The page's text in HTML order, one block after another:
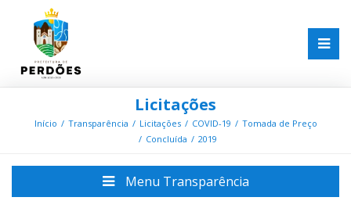
Licitações
Início Transparência Licitações COVID-19
Tomada de Preço
Concluída
2019
Menu Transparência